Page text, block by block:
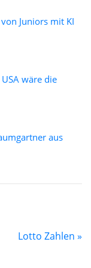
Juniors mit KI
wäre die
aus
Lotto Zahlen »